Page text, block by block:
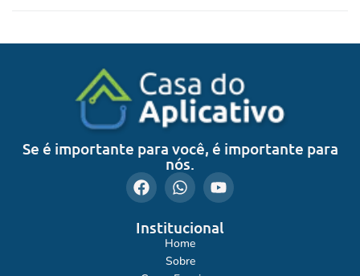
Se é importante para você, é importante para
nós.
Institucional
Home
Sobre